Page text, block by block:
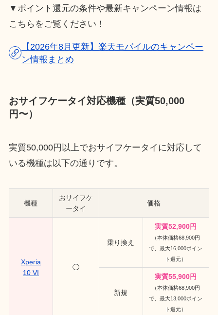
▼ポイント還元の条件や最新キャンペーン情報は
こちらをご覧ください！
【2026年8月更新】楽天モバイルのキャンペー
ン情報まとめ
おサイフケータイ対応機種（実質50,000
円〜）
実質50,000円以上でおサイフケータイに対応して
いる機種は以下の通りです。
機種
おサイフケ
ータイ
価格
Xperia
10 VI
◯
乗り換え
実質52,900円
（本体価格68,900円
で、最大16,000ポイン
ト還元）
新規
実質55,900円
（本体価格68,900円
で、最大13,000ポイン
ト還元）